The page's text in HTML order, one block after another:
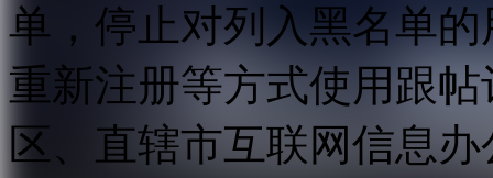
单，停止对列入黑名单
重新注册等方式使用跟
区、直辖市互联网信息